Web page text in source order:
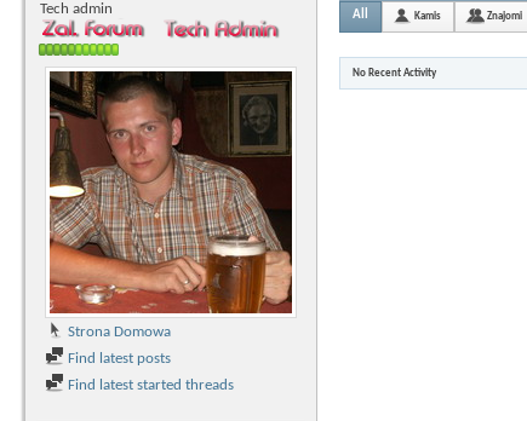
Tech admin
Strona Domowa
Find latest posts
Find latest started threads
All Kamis Znajomi
No Recent Activity